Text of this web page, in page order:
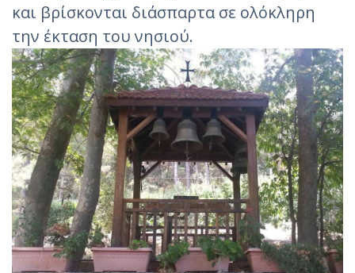
και βρίσκονται διάσπαρτα σε ολόκληρη
την έκταση του νησιού.